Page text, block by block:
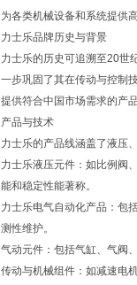
为各类机械设备和系统提供
力士乐品牌历史与背景
力士乐的历史可追溯至20世
一步巩固了其在传动与控制
提供符合中国市场需求的产品
产品与技术
力士乐的产品线涵盖了液压
力士乐液压元件：如比例阀
能和稳定性能著称。
力士乐电气自动化产品：包
测性维护。
气动元件：包括气缸、气阀
传动与机械组件：如减速电